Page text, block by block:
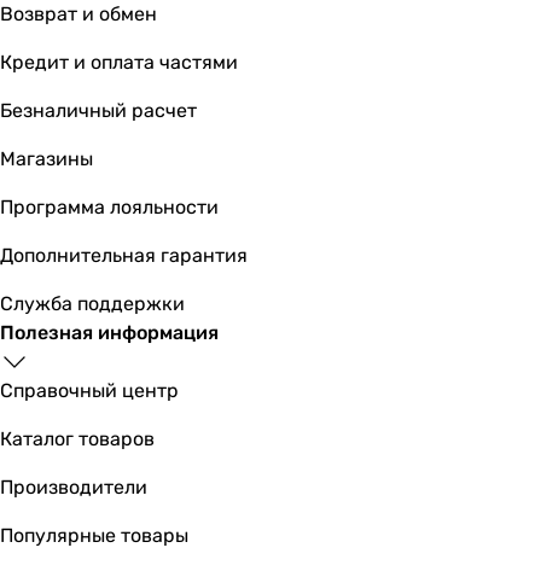
Возврат и обмен
Кредит и оплата частями
Безналичный расчет
Магазины
Программа лояльности
Дополнительная гарантия
Служба поддержки
Полезная информация
Справочный центр
Каталог товаров
Производители
Популярные товары